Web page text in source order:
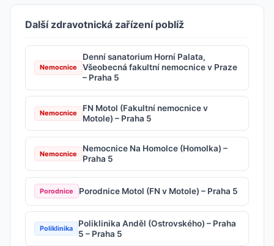
Další zdravotnická zařízení poblíž
Nemocnice
Denní sanatorium Horní Palata,
Všeobecná fakultní nemocnice v Praze
– Praha 5
Nemocnice
FN Motol (Fakultní nemocnice v
Motole) – Praha 5
Nemocnice
Nemocnice Na Homolce (Homolka) –
Praha 5
Porodnice Porodnice Motol (FN v Motole) – Praha 5
Poliklinika
Poliklinika Anděl (Ostrovského) – Praha
5 – Praha 5